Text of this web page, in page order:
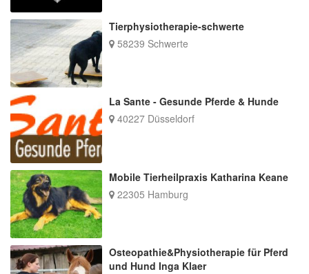
Tierphysiotherapie-schwerte
58239 Schwerte
La Sante - Gesunde Pferde & Hunde
40227 Düsseldorf
Mobile Tierheilpraxis Katharina Keane
22305 Hamburg
Osteopathie&Physiotherapie für Pferd
und Hund Inga Klaer